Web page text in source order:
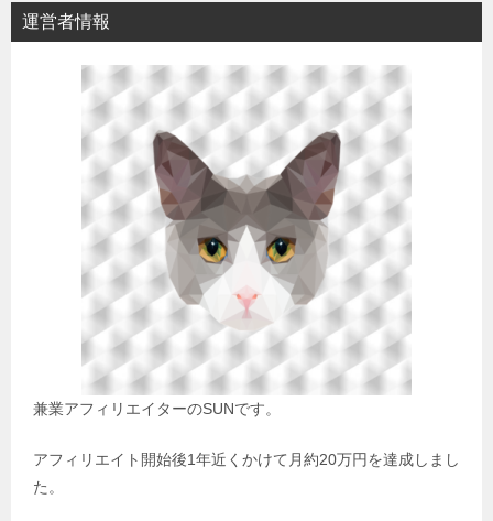
運営者情報
兼業アフィリエイターのSUNです。
アフィリエイト開始後1年近くかけて月約20万円を達成しまし
た。